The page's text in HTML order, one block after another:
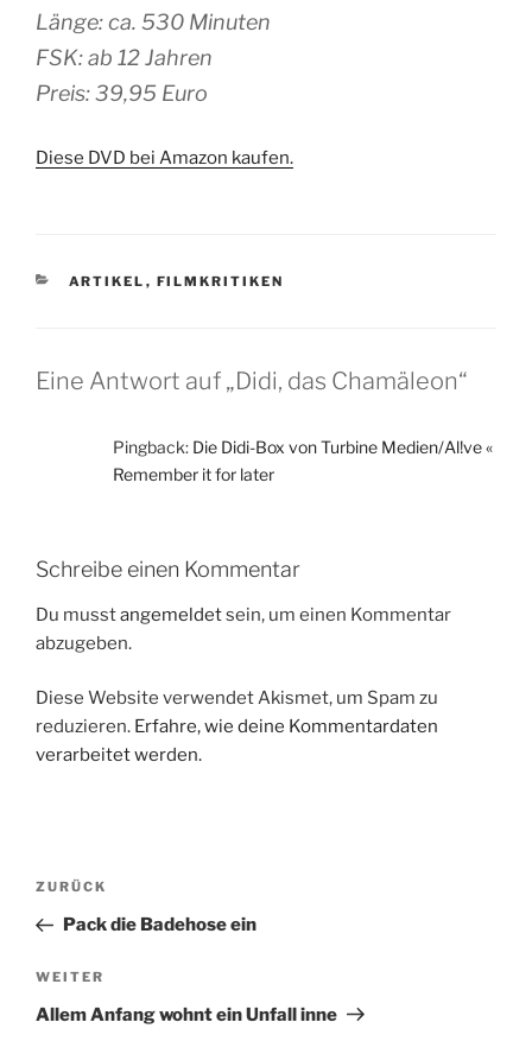
Länge: ca. 530 Minuten
FSK: ab 12 Jahren
Preis: 39,95 Euro
Diese DVD bei Amazon kaufen.
KATEGORIEN
ARTIKEL , FILMKRITIKEN
Eine Antwort auf „Didi, das Chamäleon“
Pingback: Die Didi-Box von Turbine Medien/Al!ve «
Remember it for later
Schreibe einen Kommentar
Du musstangemeldetsein, um einen Kommentar
abzugeben.
Diese Website verwendet Akismet, um Spam zu
reduzieren. Erfahre, wie deine Kommentardaten
verarbeitet werden.
Beitragsnavigation
Vorheriger
Beitrag
ZURÜCK
Pack die Badehose ein
Nächster
Beitrag
WEITER
Allem Anfang wohnt ein Unfall inne